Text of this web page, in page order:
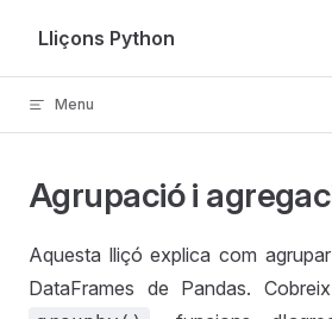
Skip to content
Lliçons Python
Menu
Agrupació i
Aquesta lliçó explica com
DataFrames de Pandas.